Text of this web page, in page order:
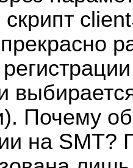
скрипт
Почему
на SMT?